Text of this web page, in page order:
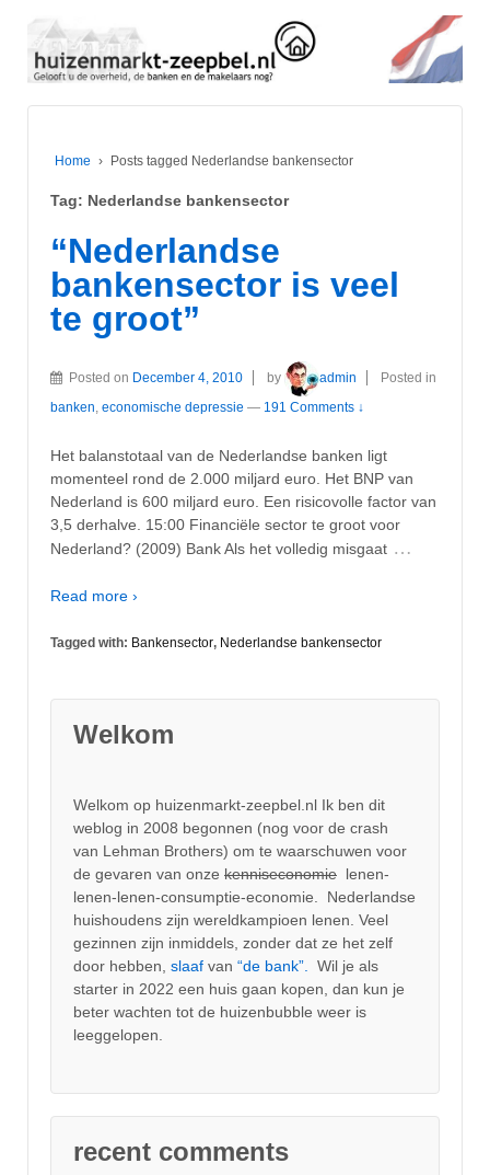
Home › Posts tagged Nederlandse bankensector
Tag: Nederlandse bankensector
“Nederlandse
bankensector is veel
te groot”
Posted on December 4, 2010 by admin
Posted in
banken, economische depressie — 191 Comments ↓
Het balanstotaal van de Nederlandse banken ligt
momenteel rond de 2.000 miljard euro. Het BNP van
Nederland is 600 miljard euro. Een risicovolle factor van
3,5 derhalve. 15:00 Financiële sector te groot voor
Nederland? (2009) Bank Als het volledig misgaat …
Read more ›
Tagged with: Bankensector, Nederlandse bankensector
Welkom
Welkom op huizenmarkt-zeepbel.nl Ik ben dit
weblog in 2008 begonnen (nog voor de crash
van Lehman Brothers) om te waarschuwen voor
de gevaren van onze kenniseconomie lenen-
lenen-lenen-consumptie-economie. Nederlandse
huishoudens zijn wereldkampioen lenen. Veel
gezinnen zijn inmiddels, zonder dat ze het zelf
door hebben, slaaf van “de bank”.
Wil je als
starter in 2022 een huis gaan kopen, dan kun je
beter wachten tot de huizenbubble weer is
leeggelopen.
recent comments